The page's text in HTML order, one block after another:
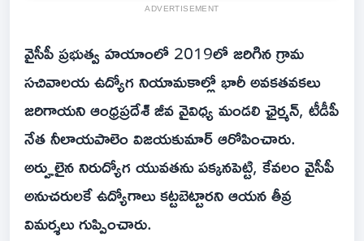
ADVERTISEMENT
వైసీపీ ప్రభుత్వ హయాంలో 2019లో జరిగిన గ్రామ
సచివాలయ ఉద్యోగ నియామకాల్లో భారీ అవకతవకలు
జరిగాయని ఆంధ్రప్రదేశ్ జీవ వైవిధ్య మండలి ఛైర్మన్, టీడీపీ
నేత నీలాయపాలెం విజయకుమార్ ఆరోపించారు.
అర్హులైన నిరుద్యోగ యువతను పక్కనపెట్టి, కేవలం వైసీపీ
అనుచరులకే ఉద్యోగాలు కట్టబెట్టారని ఆయన తీవ్ర
విమర్శలు గుప్పించారు.